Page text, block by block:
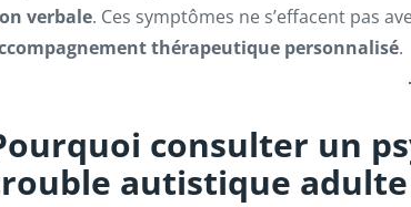
verbale. Ces symptômes ne s’effacent pas
thérapeutique personnalisé.
consulter un
autistique adulte